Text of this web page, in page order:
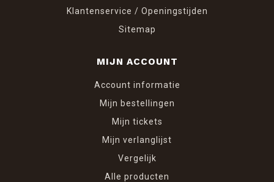
Klantenservice / Openingstijden
Sitemap
MIJN ACCOUNT
Account informatie
Mijn bestellingen
Mijn tickets
Mijn verlanglijst
Vergelijk
Alle producten